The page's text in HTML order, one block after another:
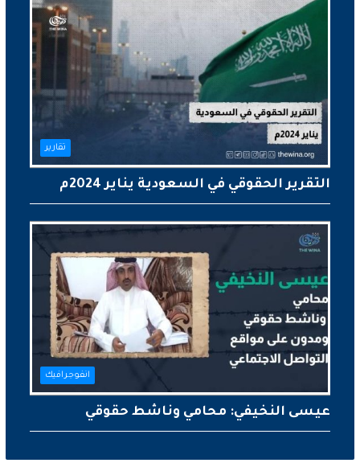
تقارير
التقرير الحقوقي في السعودية يناير 2024م
انفوجرافيك
عيسى النخيفي: محامي وناشط حقوقي